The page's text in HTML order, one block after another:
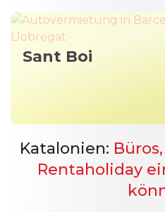
Sant Boi
Katalonien:
Rentaholiday